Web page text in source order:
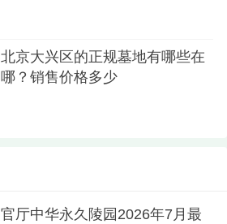
北京大兴区的正规墓地有哪些在
哪？销售价格多少
官厅中华永久陵园2026年7月最